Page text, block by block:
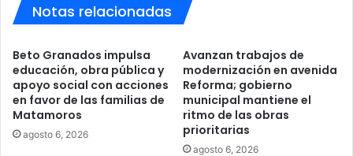
Notas relacionadas
Beto Granados impulsa
educación, obra pública y
apoyo social con acciones
en favor de las familias de
Matamoros
agosto 6, 2026
Avanzan trabajos de
modernización en avenida
Reforma; gobierno
municipal mantiene el
ritmo de las obras
prioritarias
agosto 6, 2026